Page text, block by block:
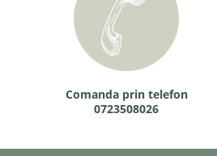
Comanda prin telefon
0723508026